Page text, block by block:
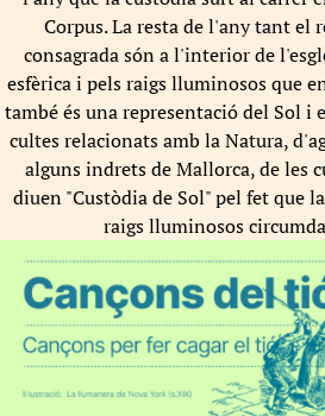
Corpus. La resta de l'any tant el
consagrada són a l'interior de
esfèrica i pels raigs lluminosos que
també és una representació del Sol i
cultes relacionats amb la Natura,
alguns indrets de Mallorca, de les
diuen "Custòdia de Sol" pel fet que
raigs lluminosos